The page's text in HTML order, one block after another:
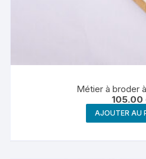
Métier à broder
105.00
AJOUTER AU